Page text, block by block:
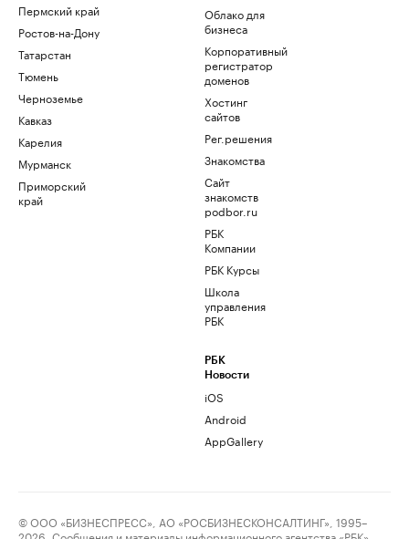
Пермский край
Ростов-на-Дону
Татарстан
Тюмень
Черноземье
Кавказ
Карелия
Мурманск
Приморский
край
Облако для
бизнеса
Корпоративный
регистратор
доменов
Хостинг
сайтов
Рег.решения
Знакомства
Сайт
знакомств
podbor.ru
РБК
Компании
РБК Курсы
Школа
управления
РБК
РБК
Новости
iOS
Android
AppGallery
© ООО «БИЗНЕСПРЕСС», АО «РОСБИЗНЕСКОНСАЛТИНГ», 1995–